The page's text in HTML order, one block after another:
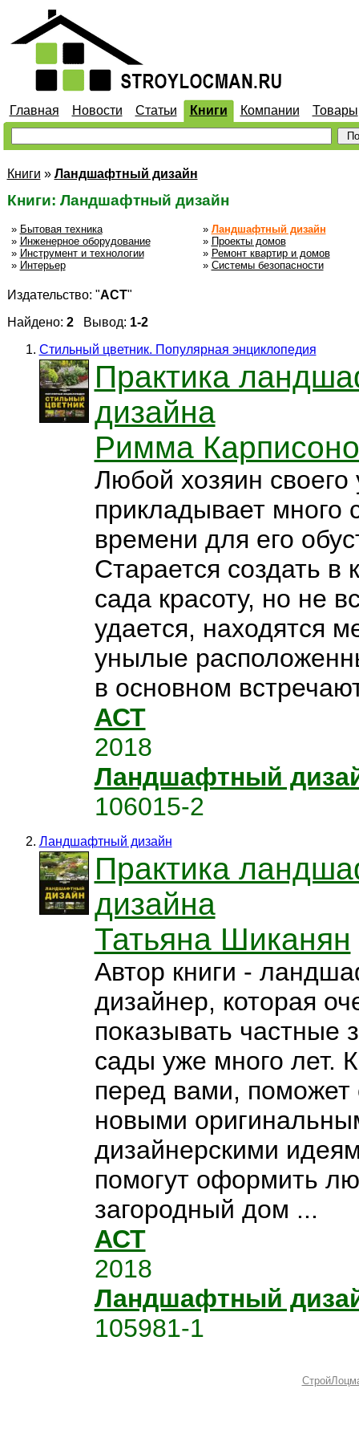
Главная Новости Статьи Книги Компании Товары
Книги » Ландшафтный дизайн
Книги: Ландшафтный дизайн
» Бытовая техника
» Инженерное оборудование
» Инструмент и технологии
» Интерьер
» Ландшафтный дизайн
» Проекты домов
» Ремонт квартир и домов
» Системы безопасности
Издательство: "АСТ"
Найдено: 2Вывод: 1-2
Стильный цветник. Популярная энциклопедия
Практика
дизайна
Римма
Любой хозяин своего
прикладывает много
времени для его
Старается создать в
сада красоту, но не
удается, находятся
унылые
в основном
АСТ
2018
Ландшафтный
106015-2
Ландшафтный дизайн
Практика
дизайна
Татьяна Шиканян
Автор книги -
дизайнер, которая
показывать частные
сады уже много лет.
перед вами, поможет
новыми
дизайнерскими
помогут оформить
загородный дом ...
АСТ
2018
Ландшафтный
105981-1